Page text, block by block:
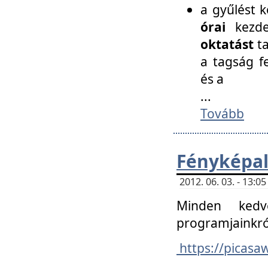
a gyűlést
órai
oktatást
a tagság
és a
...
Tovább
2012. 06. 03. -
Minden
https://